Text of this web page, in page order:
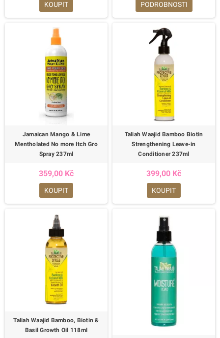
KOUPIT PODROBNOSTI
Jamaican Mango & Lime
Mentholated No more Itch Gro
Spray 237ml
359,00 Kč
KOUPIT
Taliah Waajid Bamboo Biotin
Strengthening Leave-in
Conditioner 237ml
399,00 Kč
KOUPIT
Taliah Waajid Bamboo, Biotin &
Basil Growth Oil 118ml